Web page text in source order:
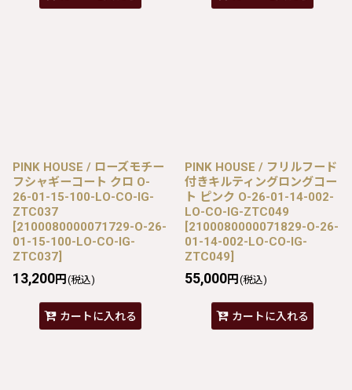
PINK HOUSE / ローズモチー
フシャギーコート クロ O-
26-01-15-100-LO-CO-IG-
ZTC037
[2100080000071729-O-26-
01-15-100-LO-CO-IG-
ZTC037]
13,200円 (税込)
カートに入れる
PINK HOUSE / フリルフード
付きキルティングロングコー
ト ピンク O-26-01-14-002-
LO-CO-IG-ZTC049
[2100080000071829-O-26-
01-14-002-LO-CO-IG-
ZTC049]
55,000円 (税込)
カートに入れる